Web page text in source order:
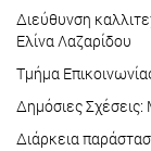
Διεύθυνση
Ελίνα Λαζαρίδου
Τμήμα
Δημόσιες
Διάρκεια